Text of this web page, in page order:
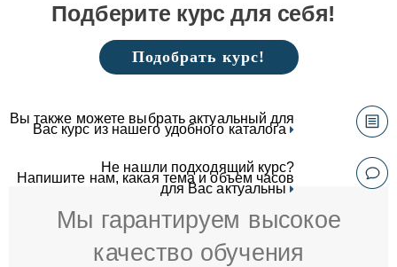
Подберите курс для себя!
Подобрать курс!
Вы также можете выбрать актуальный для
Вас курс из нашего удобного каталога
Не нашли подходящий курс?
Напишите нам, какая тема и объем часов
для Вас актуальны
Мы гарантируем высокое
качество обучения